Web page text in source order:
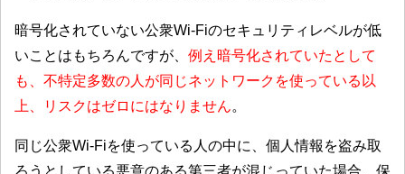
暗号化されていない公衆Wi-Fiのセキュリティレベルが低
いことはもちろんですが、 例え暗号化されていたとして
も、不特定多数の人が同じネットワークを使っている以
上、リスクはゼロにはなりません。
同じ公衆Wi-Fiを使っている人の中に、個人情報を盗み取